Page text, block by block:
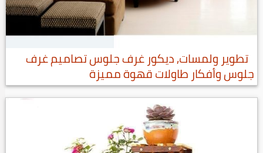
تطوير ولمسات, ديكور غرف جلوس تصاميم غرف
جلوس وأفكار طاولات قهوة مميزة